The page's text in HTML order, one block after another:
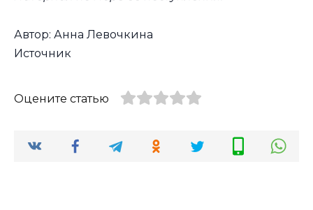
Автор: Анна Левочкина
Источник
Оцените статью